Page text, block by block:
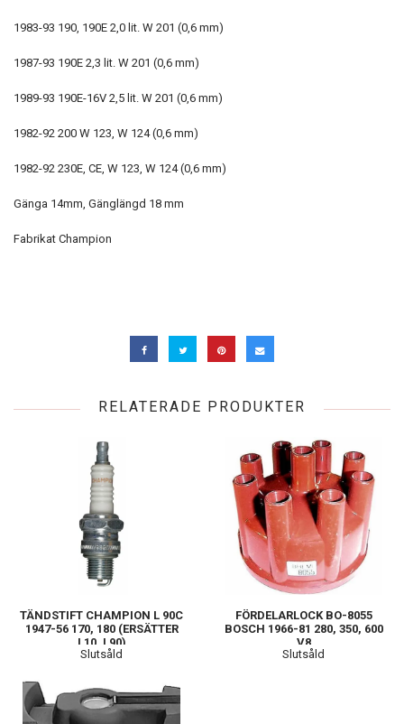
1983-93 190, 190E 2,0 lit. W 201 (0,6 mm)
1987-93 190E 2,3 lit. W 201 (0,6 mm)
1989-93 190E-16V 2,5 lit. W 201 (0,6 mm)
1982-92 200 W 123, W 124 (0,6 mm)
1982-92 230E, CE, W 123, W 124 (0,6 mm)
Gänga 14mm, Gänglängd 18 mm
Fabrikat Champion
RELATERADE PRODUKTER
TÄNDSTIFT CHAMPION L 90C
1947-56 170, 180 (ERSÄTTER
L10, L90)
Slutsåld
FÖRDELARLOCK BO-8055
BOSCH 1966-81 280, 350, 600
V8
Slutsåld